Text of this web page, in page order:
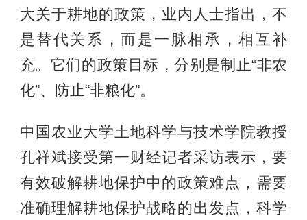
大关于耕地的政策，业内人士指出，不
是替代关系，而是一脉相承，相互补
充。它们的政策目标，分别是制止“非农
化”、防止“非粮化”。
中国农业大学土地科学与技术学院教授
孔祥斌接受第一财经记者采访表示，要
有效破解耕地保护中的政策难点，需要
准确理解耕地保护战略的出发点，科学